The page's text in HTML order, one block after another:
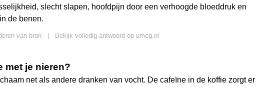
slecht slapen, hoofdpijn door een verhoogde bloeddruk en
de benen.
van bron Bekijk volledig antwoord op umcg.nl
met je nieren?
net als andere dranken van vocht. De cafeïne in de koffie zorgt er